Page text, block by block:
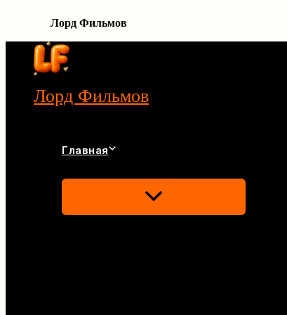
Лорд Фильмов
Перейти
Лорд Фильмов
Главная
Переключатель